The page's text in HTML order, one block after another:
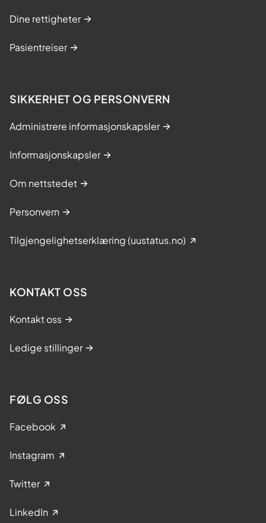
Dine rettigheter
Pasientreiser
SIKKERHET OG PERSONVERN
Administrere informasjonskapsler
Informasjonskapsler
Om nettstedet
Personvern
Tilgjengelighetserklæring (uustatus.no)
KONTAKT OSS
Kontakt oss
Ledige stillinger
FØLG OSS
Facebook
Instagram
Twitter
LinkedIn